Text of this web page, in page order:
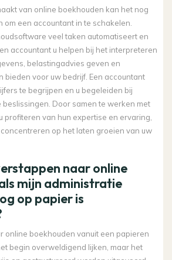
van online boekhouden kan het nog
om een accountant in te schakelen.
veel taken automatiseert en
accountant u helpen bij het interpreteren
belastingadvies geven en
bieden voor uw bedrijf. Een accountant
te begrijpen en u begeleiden bij
Door samen te werken met
profiteren van hun expertise en ervaring,
op het laten groeien van uw
naar online
mijn administratie
op papier is
online boekhouden vanuit een papieren
begin overweldigend lijken, maar het